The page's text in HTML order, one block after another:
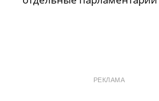
РЕКЛАМА